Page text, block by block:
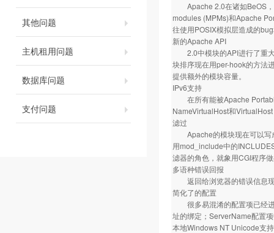
其他问题
主机租用问题
数据库问题
支付问题
Apache 2.0在诸如BeOS，
modules (MPMs)和Apache
往使用POSIX模拟层造成的
新的Apache API
2.0中模块的API进行了重大
块排序现在用per-hook的方法
提供额外的模块容量。
IPv6支持
在所有能被Apache
NameVirtualHost和
滤过
Apache的模块现在可以写
用mod_include中的
滤器的角色，就象用CGI程序
多语种错误回报
返回给浏览器的错误信息现
简化了的配置
很多易混淆的配置项已经进
址的绑定；ServerName配置
本地Windows NT Unicode支持